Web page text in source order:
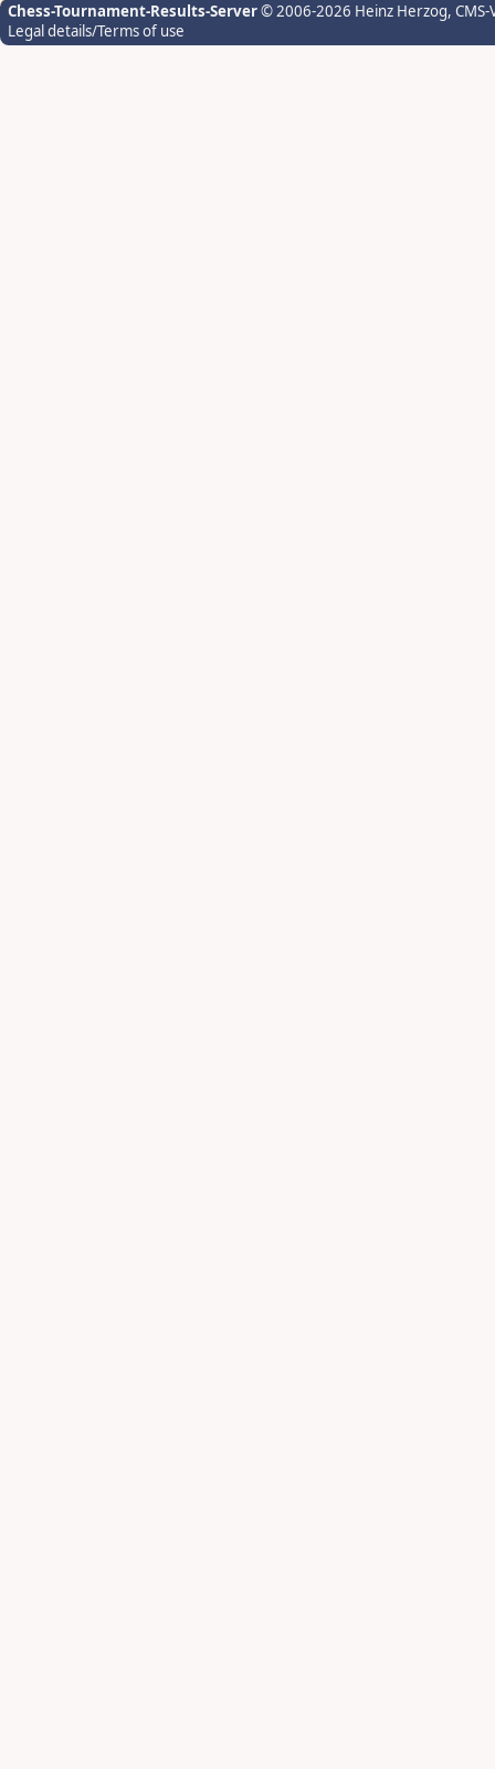
Chess-Tournament-Results-Server© 2006-2026 Heinz Herzog,
Legal details/Terms of use